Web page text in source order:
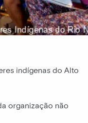
indígenas do Alto
organização não